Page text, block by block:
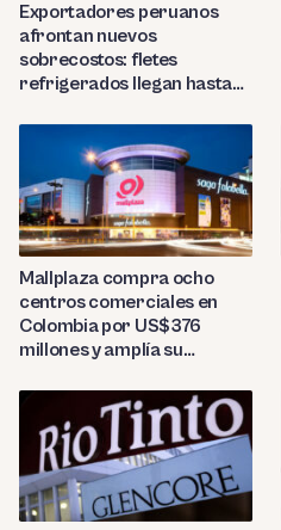
Exportadores peruanos
afrontan nuevos
sobrecostos: fletes
refrigerados llegan hasta
Mallplaza compra ocho
centros comerciales en
Colombia por US$376
millones y amplía su